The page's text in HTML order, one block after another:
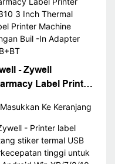
- Zywell
Label Printer
Printer Machine
Buil -In
USB+BT
Masukkan Ke Keranjang